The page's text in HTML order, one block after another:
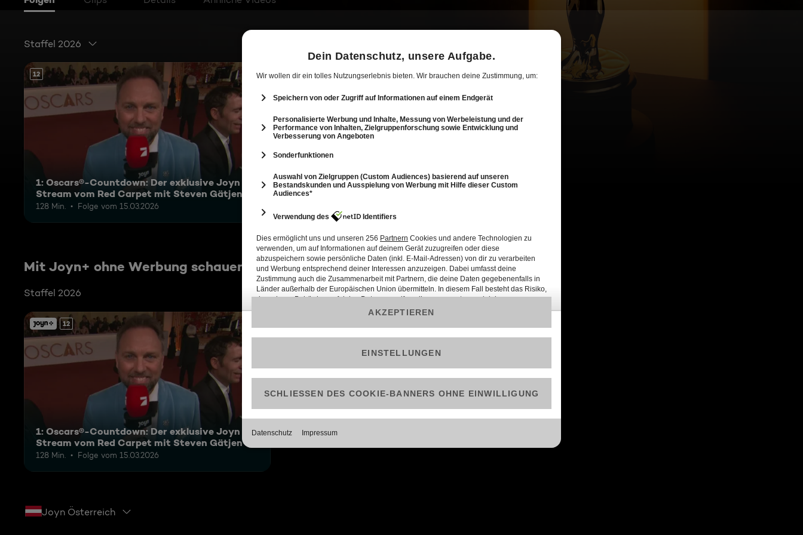
Staffel 2026
12
1: Oscars®-Countdown: Der exklusive Joyn
Stream vom Red Carpet mit Steven Gätjen
128 Min. Folge vom 15.03.2026
Mit Joyn+ ohne Werbung schauen
Staffel 2026
12
1: Oscars®-Countdown: Der exklusive Joyn
Stream vom Red Carpet mit Steven Gätjen
128 Min. Folge vom 15.03.2026
Joyn Österreich